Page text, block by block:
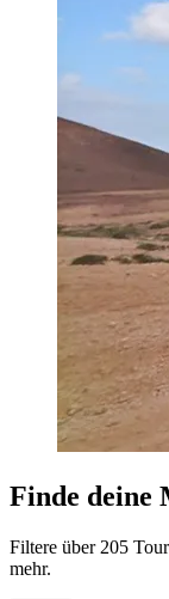
Finde deine
Filtere über 205
mehr.